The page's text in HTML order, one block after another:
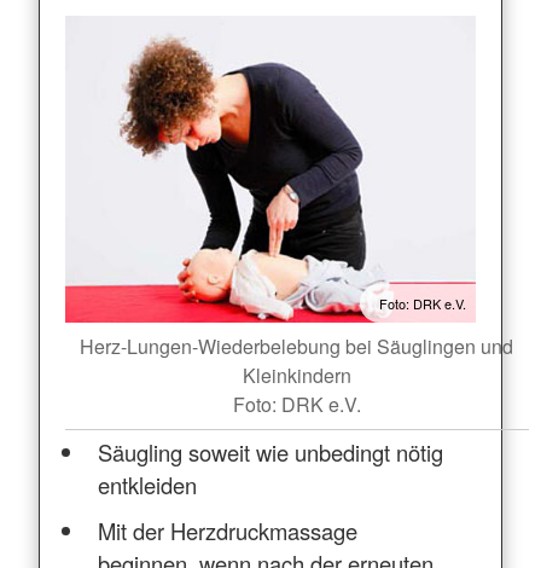
Foto: DRK e.V.
Herz-Lungen-Wiederbelebung bei Säuglingen und
Kleinkindern
Foto: DRK e.V.
Säugling soweit wie unbedingt nötig
entkleiden
Mit der Herzdruckmassage